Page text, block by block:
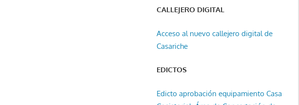
CALLEJERO DIGITAL
Acceso al nuevo callejero digital de
Casariche
EDICTOS
Edicto aprobación equipamiento Casa